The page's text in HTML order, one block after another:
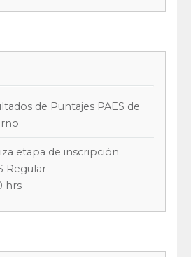
de Puntajes PAES de
etapa de inscripción
Regular
hrs